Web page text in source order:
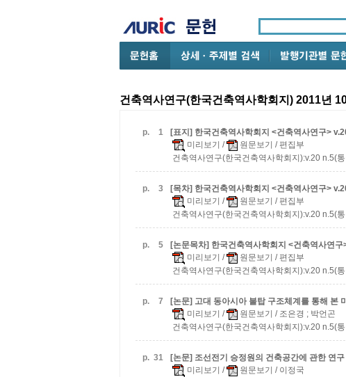
건축역사연구(한국건축역사학회지) 2011년
p. 1
[표지] 한국건축역사학회지 <건축역사연구>
미리보기 / 원문보기 / 편집부
건축역사연구(한국건축역사학회지):v.20 n.5(
p. 3
[목차] 한국건축역사학회지 <건축역사연구>
미리보기 / 원문보기 / 편집부
건축역사연구(한국건축역사학회지):v.20 n.5(
p. 5
[논문목차] 한국건축역사학회지 <건축역사연
미리보기 / 원문보기 / 편집부
건축역사연구(한국건축역사학회지):v.20 n.5(
p. 7
[논문] 고대 동아시아 불탑 구조체계를 통해 본
미리보기 / 원문보기 / 조은경 ; 박언곤
건축역사연구(한국건축역사학회지):v.20 n.5(
p. 31
[논문] 조선전기 승정원의 건축공간에 관한 연구
미리보기 / 원문보기 / 이정국